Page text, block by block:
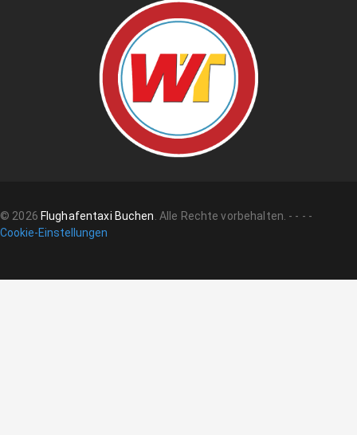
© 2026 Flughafentaxi Buchen. Alle Rechte vorbehalten. - - - -
Cookie-Einstellungen